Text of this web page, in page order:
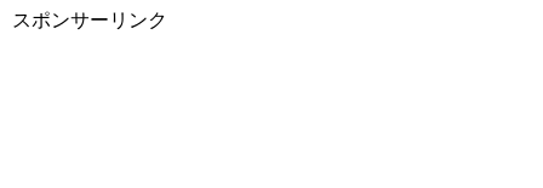
スポンサーリンク